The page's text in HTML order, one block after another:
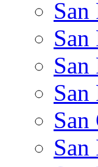
San
San